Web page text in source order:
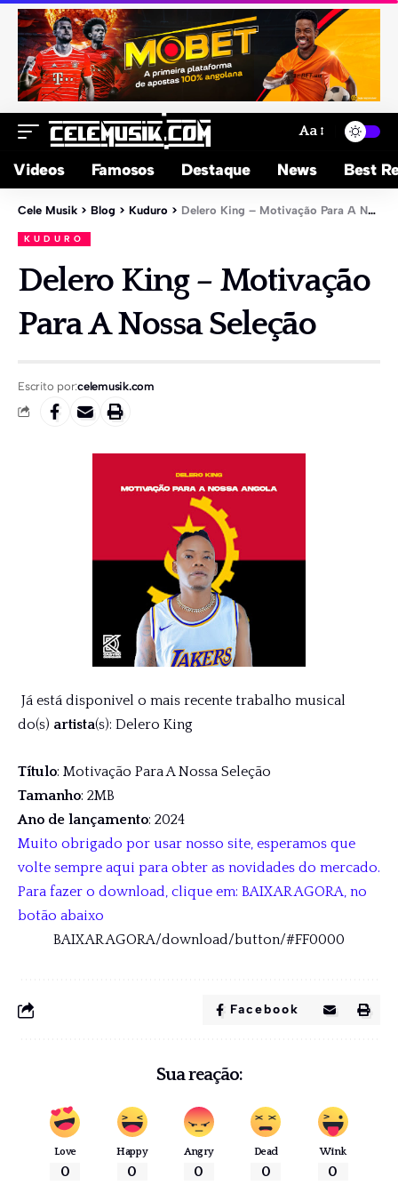
Aa
Videos Famosos Destaque News Best
Cele Musik > Blog > Kuduro > Delero King – Motivação Para A Nossa Seleção
KUDURO
Delero King – Motivação
Para A Nossa Seleção
Escrito por:celemusik.com
Já está disponivel o mais recente trabalho musical
do(s) artista(s): Delero King
Título: Motivação Para A Nossa Seleção
Tamanho: 2MB
Ano de lançamento: 2024
Muito obrigado por usar nosso site, esperamos que
volte sempre aqui para obter as novidades do mercado.
Para fazer o download, clique em: BAIXAR AGORA, no
botão abaixo
BAIXAR AGORA/download/button/#FF0000
Facebook
Sua reação:
Love
0
Happy
0
Angry
0
Dead
0
Wink
0